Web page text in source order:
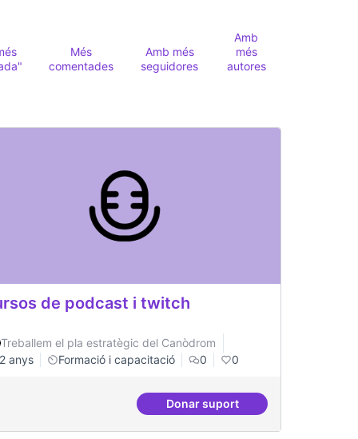
Més
comentades
Amb més
seguidores
Amb
més
autores
i democràtics
de podcast i twitch
Treballem el pla estratègic del Canòdrom
2 anys
Formació i capacitació 0 0
Donar suportCursos de podcast i twitch